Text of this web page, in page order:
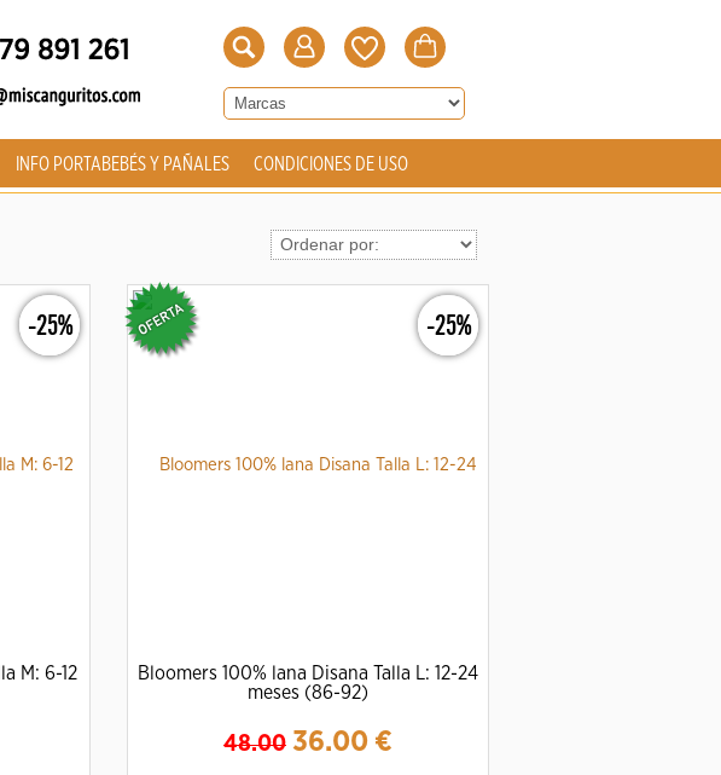
INFO PORTABEBÉS Y PAÑALES CONDICIONES DE USO
-25%
M: 6-12
-25%
Bloomers 100% lana Disana Talla L: 12-24
meses (86-92)
48.00 36.00 €